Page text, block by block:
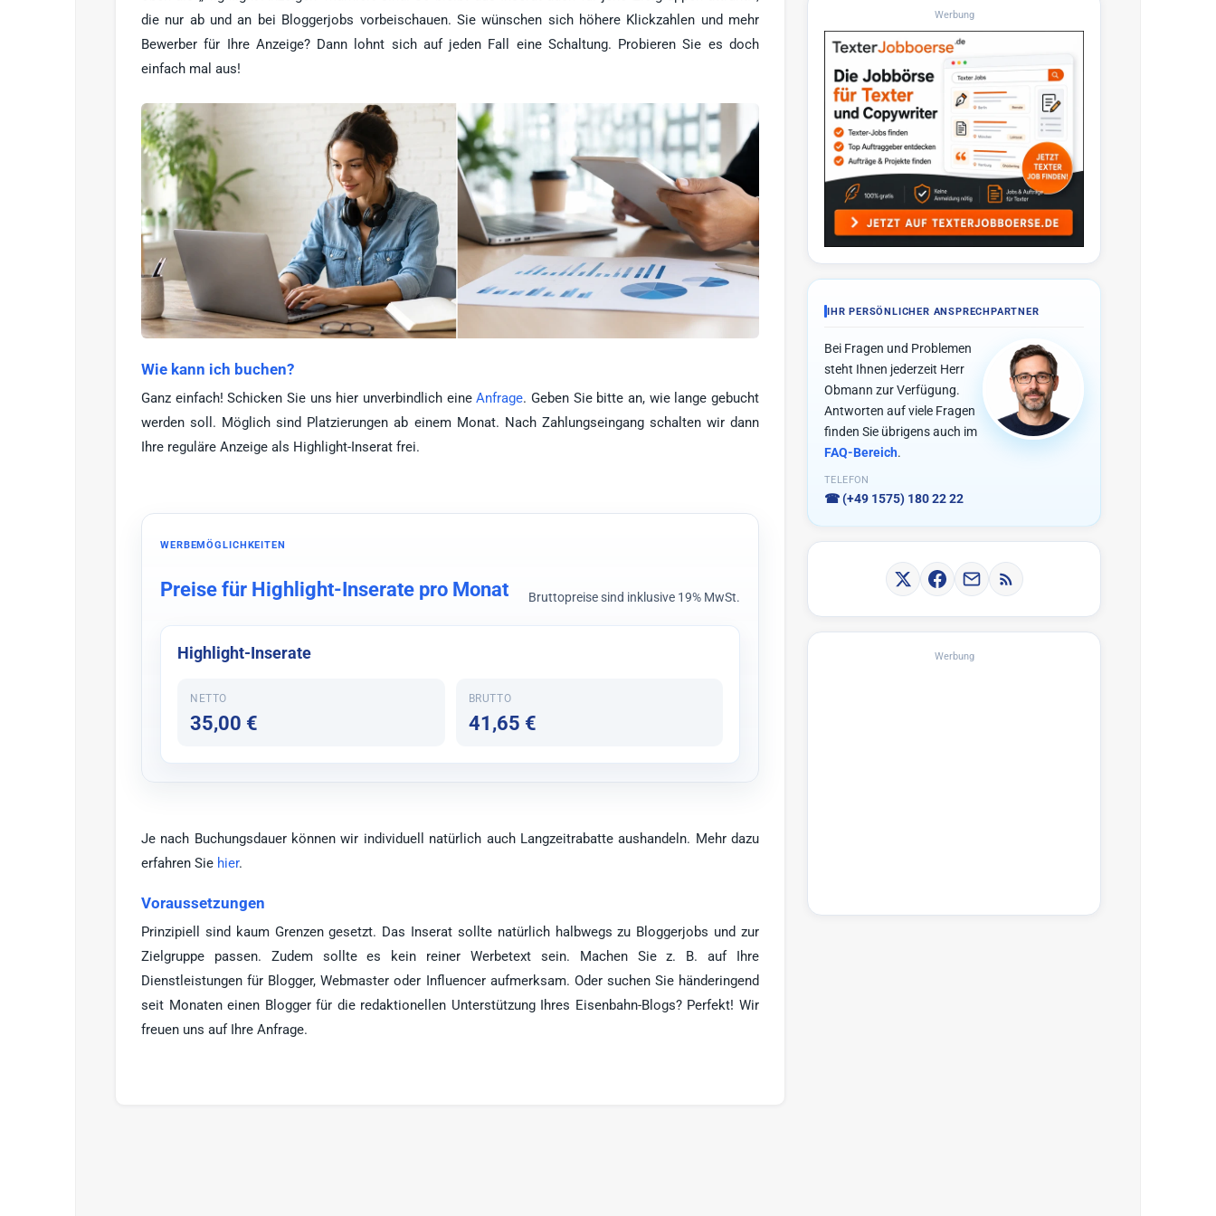
die nur ab und an bei Bloggerjobs vorbeischauen. Sie wünschen sich höhere Klickzahlen und mehr
Bewerber für Ihre Anzeige? Dann lohnt sich auf jeden Fall eine Schaltung. Probieren Sie es doch
einfach mal aus!
Wie kann ich buchen?
Ganz einfach! Schicken Sie uns hier unverbindlich eineAnfrage. Geben Sie bitte an, wie lange gebucht
werden soll. Möglich sind Platzierungen ab einem Monat. Nach Zahlungseingang schalten wir dann
Ihre reguläre Anzeige als Highlight-Inserat frei.
WERBEMÖGLICHKEITEN
Preise für Highlight-Inserate pro Monat Bruttopreise sind inklusive 19% MwSt.
Highlight-Inserate
NETTO
35,00 €
BRUTTO
41,65 €
Je nach Buchungsdauer können wir individuell natürlich auch Langzeitrabatte aushandeln. Mehr dazu
erfahren Sie hier.
Voraussetzungen
Prinzipiell sind kaum Grenzen gesetzt. Das Inserat sollte natürlich halbwegs zu Bloggerjobs und zur
Zielgruppe passen. Zudem sollte es kein reiner Werbetext sein. Machen Sie z. B. auf Ihre
Dienstleistungen für Blogger, Webmaster oder Influencer aufmerksam. Oder suchen Sie händeringend
seit Monaten einen Blogger für die redaktionellen Unterstützung Ihres Eisenbahn-Blogs? Perfekt! Wir
freuen uns auf Ihre Anfrage.
Werbung
IHR PERSÖNLICHER ANSPRECHPARTNER
Bei Fragen und Problemen
steht Ihnen jederzeit Herr
Obmann zur Verfügung.
Antworten auf viele Fragen
finden Sie übrigens auch im
FAQ-Bereich.
TELEFON
☎(+49 1575) 180 22 22
Werbung